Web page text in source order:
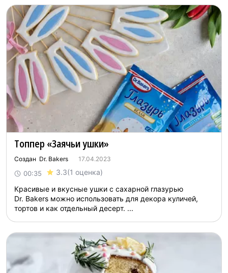
Топпер «Заячьи ушки»
Создан Dr. Bakers 17.04.2023
00:35 3.3(1 оценка)
Красивые и вкусные ушки с сахарной глазурью
Dr. Bakers можно использовать для декора куличей,
тортов и как отдельный десерт. ...